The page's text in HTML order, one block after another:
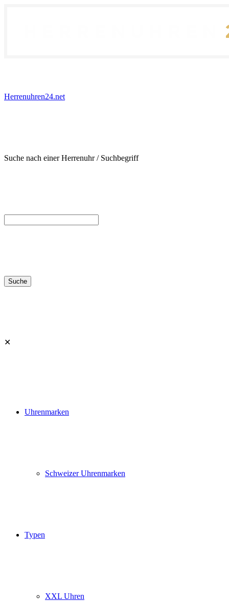
Herrenuhren24.net
Suche nach einer Herrenuhr / Suchbegriff
✕
Uhrenmarken
Schweizer Uhrenmarken
Typen
XXL Uhren